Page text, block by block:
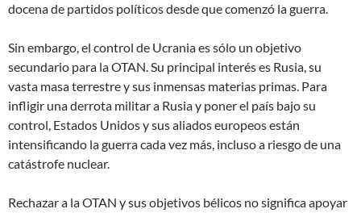
docena de partidos políticos desde que comenzó la guerra.
Sin embargo, el control de Ucrania es sólo un objetivo
secundario para la OTAN. Su principal interés es Rusia, su
vasta masa terrestre y sus inmensas materias primas. Para
infligir una derrota militar a Rusia y poner el país bajo su
control, Estados Unidos y sus aliados europeos están
intensificando la guerra cada vez más, incluso a riesgo de una
catástrofe nuclear.
Rechazar a la OTAN y sus objetivos bélicos no significa apoyar